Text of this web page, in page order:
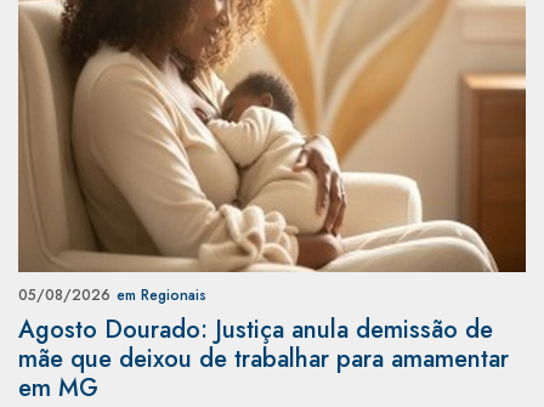
05/08/2026 em Regionais
Agosto Dourado: Justiça anula demissão de
mãe que deixou de trabalhar para amamentar
em MG